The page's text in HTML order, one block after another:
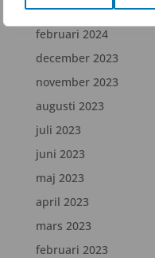
april 2024
februari 2024
december 2023
november 2023
augusti 2023
juli 2023
juni 2023
maj 2023
april 2023
mars 2023
februari 2023